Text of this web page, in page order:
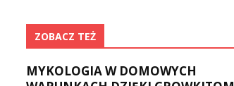
ZOBACZ TEŻ
MYKOLOGIA W DOMOWYCH